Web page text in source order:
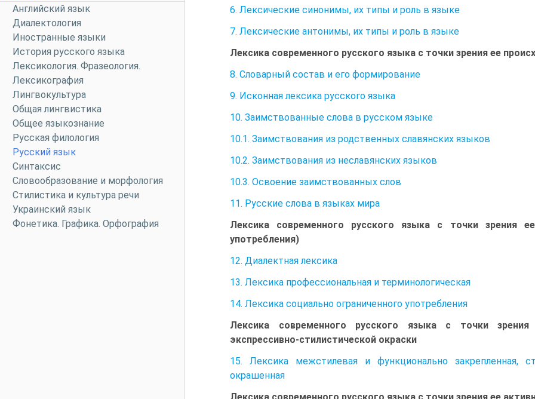
Английский язык
Диалектология
Иностранные языки
История русского языка
Лексикология. Фразеология.
Лексикография
Лингвокультура
Общая лингвистика
Общее языкознание
Русская филология
Русский язык
Синтаксис
Словообразование и морфология
Стилистика и культура речи
Украинский язык
Фонетика. Графика. Орфография
6. Лексические синонимы, их типы и роль в языке
7. Лексические антонимы, их типы и роль в языке
Лексика современного русского языка с точки зрения ее
8. Словарный состав и его формирование
9. Исконная лексика русского языка
10. Заимствованные слова в русском языке
10.1. Заимствования из родственных славянских языков
10.2. Заимствования из неславянских языков
10.3. Освоение заимствованных слов
11. Русские слова в языках мира
Лексика современного русского языка с точки зрения
употребления)
12. Диалектная лексика
13. Лексика профессиональная и терминологическая
14. Лексика социально ограниченного употребления
Лексика современного русского языка с точки зрения
экспрессивно-стилистической окраски
15. Лексика межстилевая и функционально закрепленная,
окрашенная